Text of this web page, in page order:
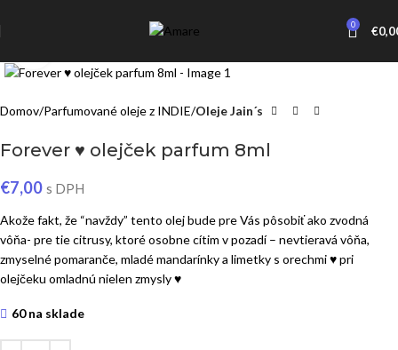
0 €
Domov Parfumované oleje z INDIE Oleje Jain´s
Forever ♥ olejček parfum 8ml
€7,00 s DPH
Akože fakt, že “navždy” tento olej bude pre Vás pôsobiť ako zvodná
vôňa- pre tie citrusy, ktoré osobne cítim v pozadí – nevtieravá vôňa,
zmyselné pomaranče, mladé mandarínky a limetky s orechmi ♥ pri
olejčeku omladnú nielen zmysly ♥
60 na sklade